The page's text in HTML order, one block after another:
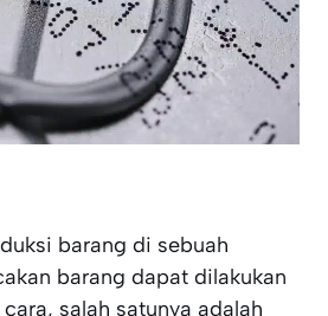
barang di sebuah
barang dapat dilakukan
salah satunya adalah